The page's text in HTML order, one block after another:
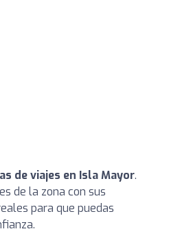
de viajes en Isla Mayor.
de la zona con sus
para que puedas